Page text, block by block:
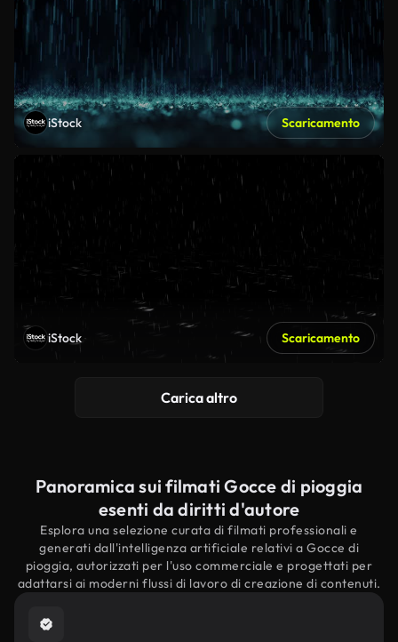
iStock Scaricamento
iStock Scaricamento
Carica altro
Panoramica sui filmati Gocce di pioggia
esenti da diritti d'autore
Esplora una selezione curata di filmati professionali e
generati dall'intelligenza artificiale relativi a Gocce di
pioggia, autorizzati per l'uso commerciale e progettati per
adattarsi ai moderni flussi di lavoro di creazione di contenuti.